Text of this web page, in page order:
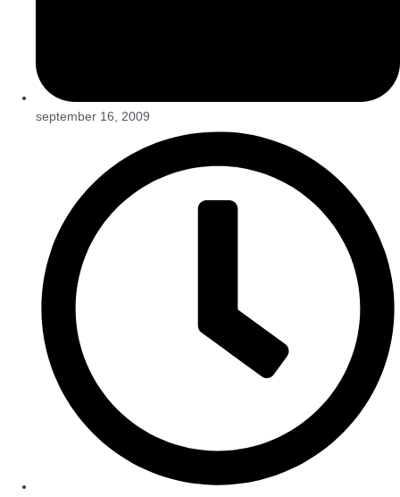
september 16, 2009